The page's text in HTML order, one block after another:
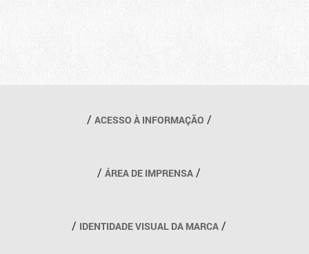
Outros links
ACESSO À INFORMAÇÃO
ÁREA DE IMPRENSA
IDENTIDADE VISUAL DA MARCA